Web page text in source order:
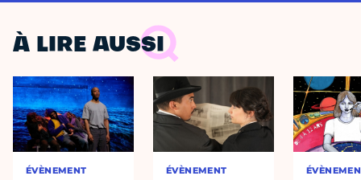
À LIRE AUSSI
ÉVÈNEMENT ÉVÈNEMENT